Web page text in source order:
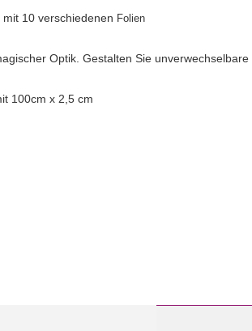
10 verschiedenen Folien
Optik. Gestalten Sie unverwechselbare
100cm x 2,5 cm